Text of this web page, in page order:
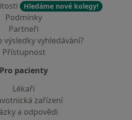
Hledáme nové kolegy!
Podmínky
Partneři
výsledky vyhledávání?
Přístupnost
Pro pacienty
Lékaři
zařízení
a odpovědi